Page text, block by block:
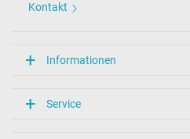
Länge / Breite / Höhe
Weitere Daten
Ja
Kontakt
Informationen
Service